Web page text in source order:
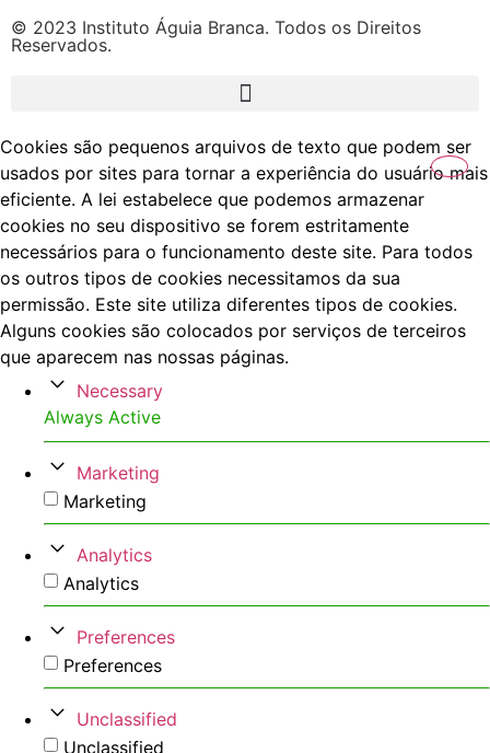
© 2023 Instituto Águia Branca. Todos os Direitos
Reservados.
Cookies são pequenos arquivos de texto que podem ser
usados por sites para tornar a experiência do usuário mais
eficiente. A lei estabelece que podemos armazenar
cookies no seu dispositivo se forem estritamente
necessários para o funcionamento deste site. Para todos
os outros tipos de cookies necessitamos da sua
permissão. Este site utiliza diferentes tipos de cookies.
Alguns cookies são colocados por serviços de terceiros
que aparecem nas nossas páginas.
Necessary
Always Active
Marketing
Marketing
Analytics
Analytics
Preferences
Preferences
Unclassified
Unclassified